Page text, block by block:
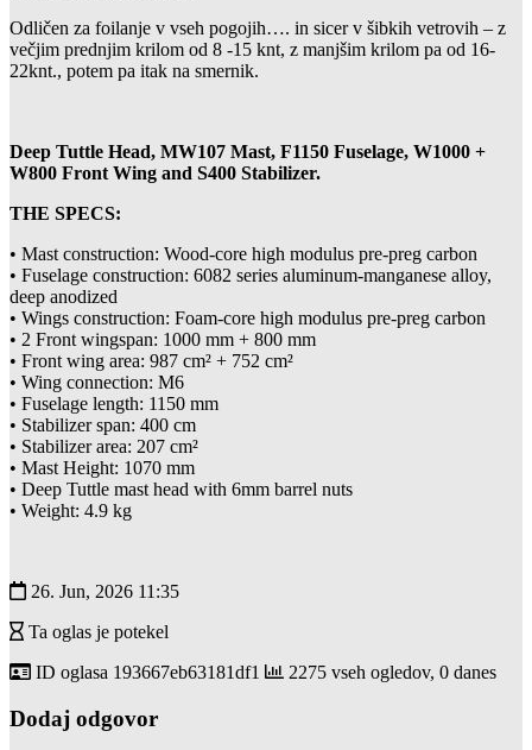
Odličen za foilanje v vseh pogojih…. in sicer v šibkih vetrovih – z
večjim prednjim krilom od 8 -15 knt, z manjšim krilom pa od 16-
22knt., potem pa itak na smernik.
Deep Tuttle Head, MW107 Mast, F1150 Fuselage, W1000 +
W800 Front Wing and S400 Stabilizer.
THE SPECS:
• Mast construction: Wood-core high modulus pre-preg carbon
• Fuselage construction: 6082 series aluminum-manganese alloy,
deep anodized
• Wings construction: Foam-core high modulus pre-preg carbon
• 2 Front wingspan: 1000 mm + 800 mm
• Front wing area: 987 cm² + 752 cm²
• Wing connection: M6
• Fuselage length: 1150 mm
• Stabilizer span: 400 cm
• Stabilizer area: 207 cm²
• Mast Height: 1070 mm
• Deep Tuttle mast head with 6mm barrel nuts
• Weight: 4.9 kg
26. Jun, 2026 11:35
Ta oglas je potekel
ID oglasa 193667eb63181df1 2275 vseh ogledov, 0 danes
Dodaj odgovor